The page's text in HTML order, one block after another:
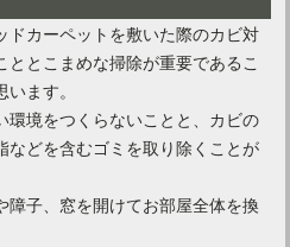
除機用水洗いクリーナーヘッド
なかった乾湿両用掃除機
ドカーペットを敷いた際のカビ対
とこまめな掃除が重要であるこ
ます。
環境をつくらないことと、カビの
などを含むゴミを取り除くことが
障子、窓を開けてお部屋全体を換